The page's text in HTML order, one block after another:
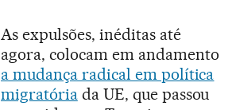
As expulsões, inéditas até
agora, colocam em andamento
a mudança radical em política
migratóriada UE, que passou